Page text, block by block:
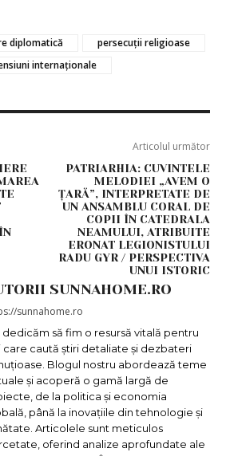
diplomatică
persecuții religioase
internaționale
Articolul următor
PATRIARHIA: CUVINTELE
MELODIEI „AVEM O
ȚARĂ”, INTERPRETATE DE
UN ANSAMBLU CORAL DE
COPII ÎN CATEDRALA
NEAMULUI, ATRIBUITE
ERONAT LEGIONISTULUI
RADU GYR / PERSPECTIVA
UNUI ISTORIC
SUNNAHOME.RO
sunnahome.ro
dedicăm să fim o resursă vitală pentru
care caută știri detaliate și dezbateri
Blogul nostru abordează teme
și acoperă o gamă largă de
de la politica și economia
până la inovațiile din tehnologie și
Articolele sunt meticulos
oferind analize aprofundate ale